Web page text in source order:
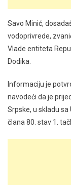
Savo Minić,
vodoprivrede,
Vlade entiteta
Dodika.
Informaciju je
navodeći da je
Srpske, u skladu
člana 80. stav 1.